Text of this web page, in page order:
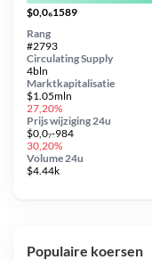
$0,0₆1589
Circulating Supply
4bln
Prijs wijziging 24u
$0,0₇-984
30,20%
Marktkapitalisatie
$1.05mln
27,20%
Volume 24u
$4.44k
Rang
#2793
Populaire koersen